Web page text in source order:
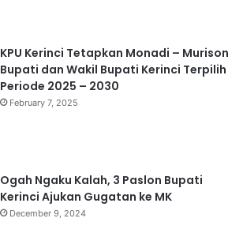
KPU Kerinci Tetapkan Monadi – Murison
Bupati dan Wakil Bupati Kerinci Terpilih
Periode 2025 – 2030
February 7, 2025
Ogah Ngaku Kalah, 3 Paslon Bupati
Kerinci Ajukan Gugatan ke MK
December 9, 2024